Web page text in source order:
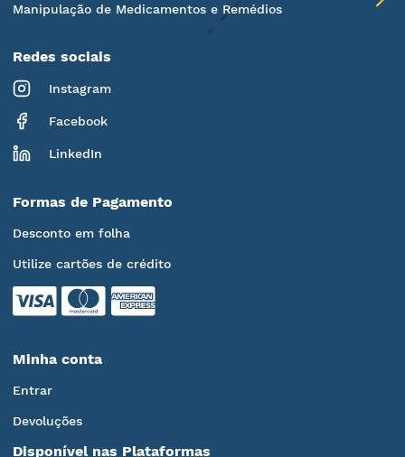
Manipulação de Medicamentos e Remédios
Redes sociais
Instagram
Facebook
LinkedIn
Formas de Pagamento
Desconto em folha
Utilize cartões de crédito
Minha conta
Entrar
Devoluções
Disponível nas Plataformas